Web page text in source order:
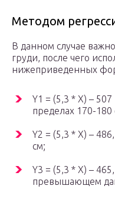
Методом
В данном случае
груди, после чего
нижеприведенных
Y1 = (5,3 * X) –
пределах 170-180
Y2 = (5,3 * X) –
см;
Y3 = (5,3 * X) –
превышающем